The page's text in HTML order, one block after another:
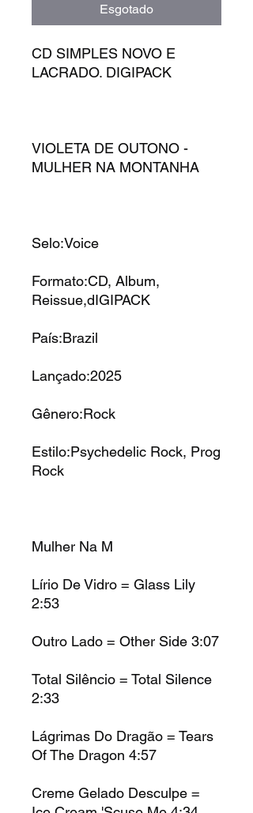
Esgotado
CD SIMPLES NOVO E
LACRADO. DIGIPACK
VIOLETA DE OUTONO -
MULHER NA MONTANHA
Selo:Voice
Formato:CD, Album,
Reissue,dIGIPACK
País:Brazil
Lançado:2025
Gênero:Rock
Estilo:Psychedelic Rock, Prog
Rock
Mulher Na M
Lírio De Vidro = Glass Lily
2:53
Outro Lado = Other Side 3:07
Total Silêncio = Total Silence
2:33
Lágrimas Do Dragão = Tears
Of The Dragon 4:57
Creme Gelado Desculpe =